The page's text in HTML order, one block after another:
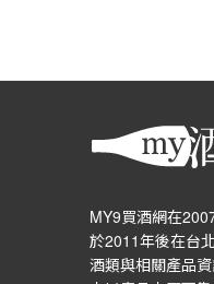
MY9買酒網在
於2011年後在台
酒類與相關產品